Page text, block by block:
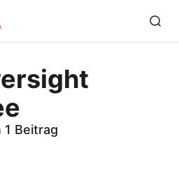
1 Beitrag